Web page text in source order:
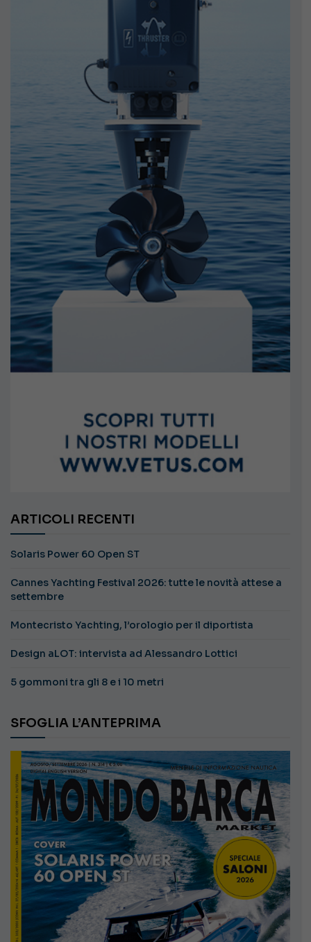
ARTICOLI RECENTI
Solaris Power 60 Open ST
Cannes Yachting Festival 2026: tutte le novità attese a
settembre
Montecristo Yachting, l’orologio per il diportista
Design aLOT: intervista ad Alessandro Lottici
5 gommoni tra gli 8 e i 10 metri
SFOGLIA L’ANTEPRIMA